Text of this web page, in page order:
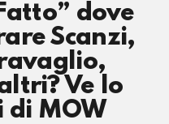
dove
Scanzi,
Ve lo
di MOW